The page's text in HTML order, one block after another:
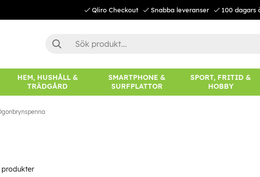
Qliro Checkout Snabba leveranser 100 dagars
HEM, HUSHÅLL &
TRÄDGÅRD
SMARTPHONE &
SURFPLATTOR
SPORT, FRITID &
HOBBY
produkter